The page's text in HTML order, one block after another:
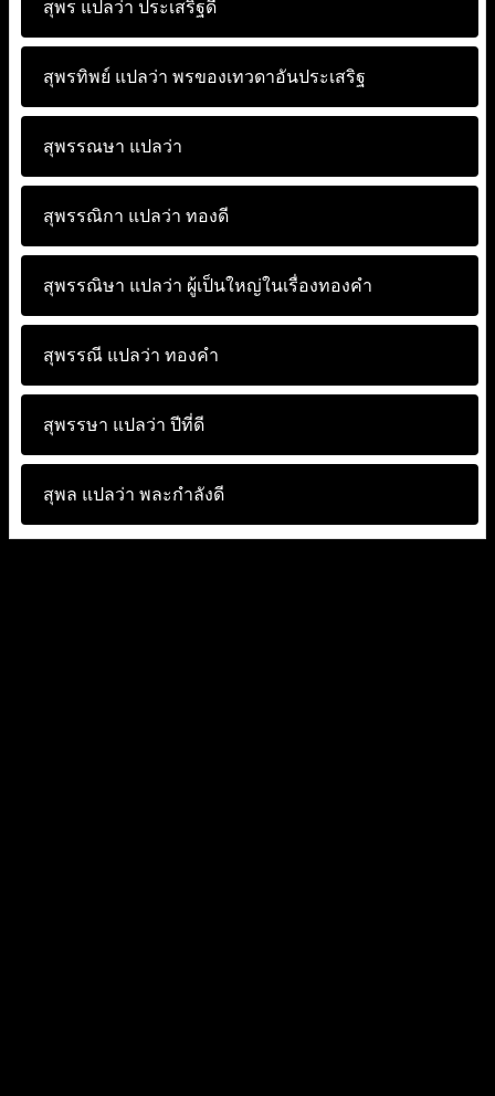
สุพร แปลว่า ประเสริฐดี
สุพรทิพย์ แปลว่า พรของเทวดาอันประเสริฐ
สุพรรณษา แปลว่า
สุพรรณิกา แปลว่า ทองดี
สุพรรณิษา แปลว่า ผู้เป็นใหญ่ในเรื่องทองคำ
สุพรรณี แปลว่า ทองคำ
สุพรรษา แปลว่า ปีที่ดี
สุพล แปลว่า พละกำลังดี